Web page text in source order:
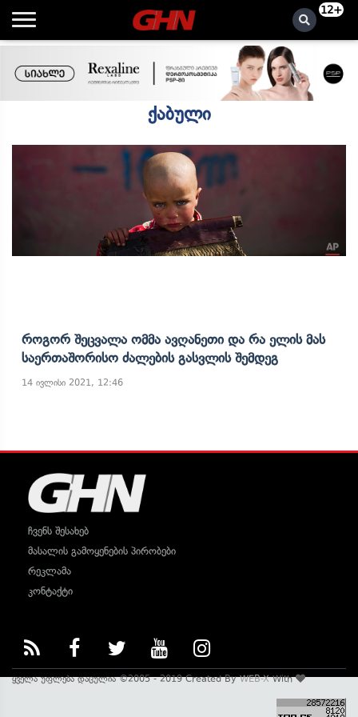
12+
ქაბული
Როგორ Შეცვალა Ომმა Ავღანეთი Და Რა Ელის Მას
Საერთაშორისო Ძალების Გასვლის Შემდეგ
14 ივლისი 2021, 12:46
ჩვენს შესახებ
მასალის გამოყენების პირობები
რეკლამა
კონტაქტი
ყველა უფლება დაცულია ©2005 - 2019 Created ByWEB-XWith